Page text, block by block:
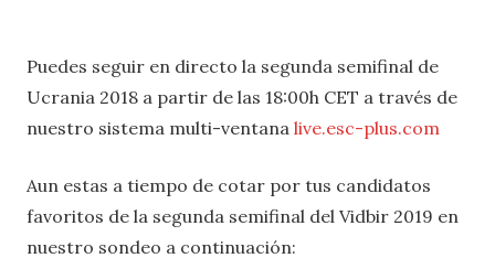
Puedes seguir en directo la segunda semifinal de
Ucrania 2018 a partir de las 18:00h CET a través de
nuestro sistema multi-ventana live.esc-plus.com
Aun estas a tiempo de cotar por tus candidatos
favoritos de la segunda semifinal del Vidbir 2019 en
nuestro sondeo a continuación: